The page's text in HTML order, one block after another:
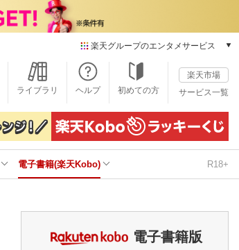
楽天グループのエンタメサービス
本/ゲーム/CD/DVD
楽天ブックス
電子書籍
楽天Kobo
雑誌読み放題
楽天ミュージック
楽天TV
動画配信ガイド
Rakuten PLAY
ライブラリ ヘルプ 初めての方
楽天市場
サービス一覧
電子書籍(楽天Kobo) R18+
電子書籍版